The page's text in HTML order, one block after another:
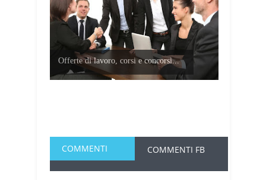
Offerte di lavoro, corsi e concorsi...
COMMENTI COMMENTI FB